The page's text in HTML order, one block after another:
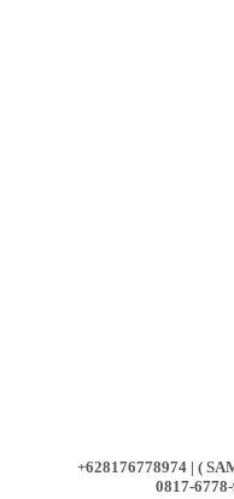
+628176778974 | (
0817-